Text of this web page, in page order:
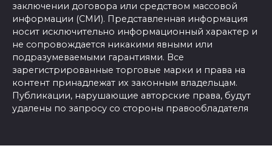
заключении договора или средством массовой
информации (СМИ). Представленная информация
носит исключительно информационный характер и
не сопровождается никакими явными или
подразумеваемыми гарантиями. Все
зарегистрированные торговые марки и права на
контент принадлежат их законным владельцам.
Публикации, нарушающие авторские права, будут
удалены по запросу со стороны правообладателя